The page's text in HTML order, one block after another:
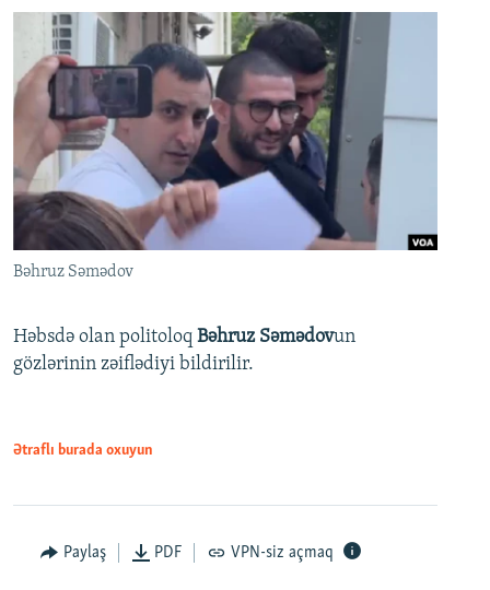
Bəhruz Səmədov
Həbsdə olan politoloq Bəhruz Səmədovun
gözlərinin zəiflədiyi bildirilir.
Ətraflı burada oxuyun
Paylaş PDF VPN-siz açmaq